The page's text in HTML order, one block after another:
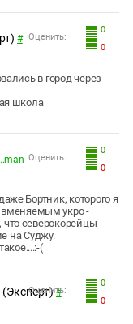
0
0
Оценить:
#
в город через
школа
0
0
Оценить:
Бортник, которого я
вменяемым укро -
северокорейцы
на Суджу.
(
0
0
Оценить:
(Эксперт) #